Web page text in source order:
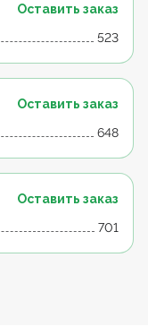
Оставить заказ
523
Оставить заказ
648
Оставить заказ
701